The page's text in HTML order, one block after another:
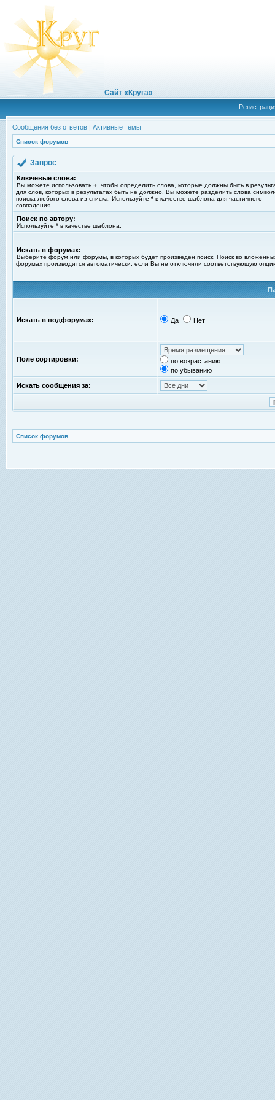
Сайт «Круга»
Сообщения без ответов | Активные темы
Список форумов
Запрос
Ключевые слова:
Вы можете использовать + , чтобы определить слова, которые должны быть в
для слов, которых в результатах быть не должно. Вы можете разделить слова
поиска любого слова из списка. Используйте * в качестве шаблона для частичного
совпадения.
Поиск по автору:
Используйте * в качестве шаблона.
Искать в форумах:
Выберите форум или форумы, в которых будет произведен поиск. Поиск во
форумах производится автоматически, если Вы не отключили соответствующую
Искать в подфорумах: Да Нет
Поле сортировки:
по возрастанию
по убыванию
Искать сообщения за:
Список форумов